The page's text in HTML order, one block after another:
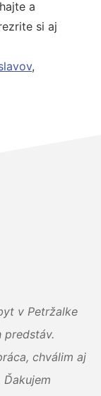
a
si aj
,
v Petržalke
chválim aj